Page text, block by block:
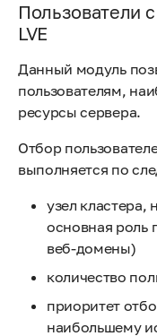
Пользователи
LVE
Данный модуль
пользователям,
ресурсы сервера.
Отбор
выполняется по
узел кластера,
основная роль
веб-домены)
количество
приоритет
наибольшему